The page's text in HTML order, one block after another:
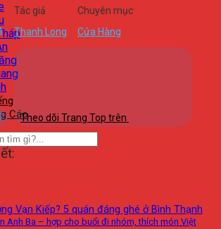
Cáo
Tác giả
Thanh Long
Chuyên mục
Cửa Hàng
Theo dõi Trang Top trên
Vạn Kiếp? 5 quán đáng ghé ở Bình Thạnh
Anh Ba – hợp cho buổi đi nhóm, thích món Việt